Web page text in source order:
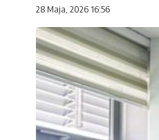
28 Maja, 2026 16:56